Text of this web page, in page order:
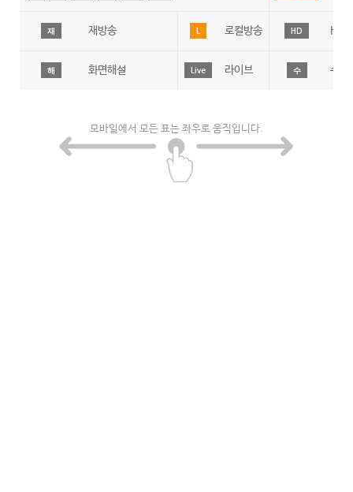
재 재방송 L 로컬방송 HD HD
해 화면해설 Live 라이브 수 수어
모바일에서 모든 표는 좌우로 움직입니다.